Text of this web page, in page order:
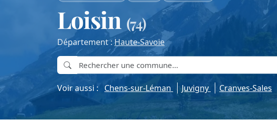
Loisin (74)
Département :Haute-Savoie
Voir aussi : Chens-sur-Léman Juvigny Cranves-Sales